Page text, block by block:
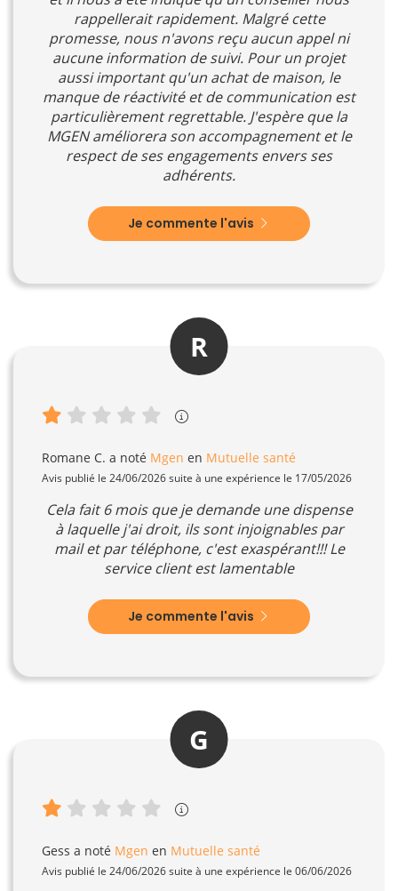
rappellerait rapidement. Malgré cette
promesse, nous n'avons reçu aucun appel ni
aucune information de suivi. Pour un projet
aussi important qu'un achat de maison, le
manque de réactivité et de communication est
particulièrement regrettable. J'espère que la
MGEN améliorera son accompagnement et le
respect de ses engagements envers ses
adhérents.
Je commente l'avis
R
Romane C. a noté Mgen en Mutuelle santé
Avis publié le 24/06/2026 suite à une expérience le 17/05/2026
Cela fait 6 mois que je demande une dispense
à laquelle j'ai droit, ils sont injoignables par
mail et par téléphone, c'est exaspérant!!! Le
service client est lamentable
Je commente l'avis
G
Gess a noté Mgen en Mutuelle santé
Avis publié le 24/06/2026 suite à une expérience le 06/06/2026